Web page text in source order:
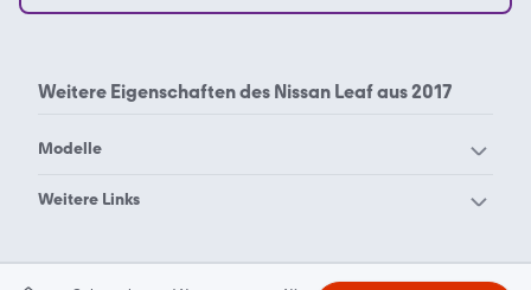
Weitere Eigenschaften des Nissan Leaf aus 2017
Modelle
Nissan 100 NX
Nissan 350Z
Nissan 370Z
Weitere Links
Nissan Leaf 2021